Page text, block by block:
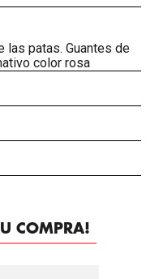
las patas. Guantes de
color rosa
COMPRA!